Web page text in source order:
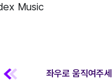
Music